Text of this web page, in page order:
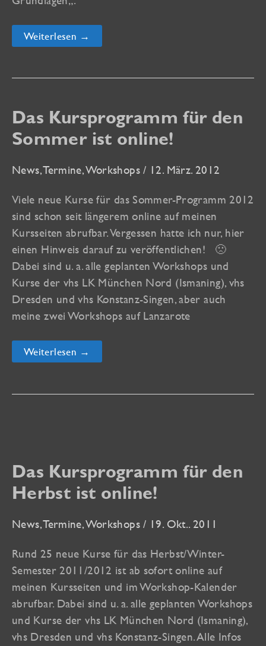
Kurse
für
Stuttgart
sind
online
Weiterlesen →
Das Kursprogramm für den
Sommer ist online!
News,Termine,Workshops / 12. März. 2012
Viele neue Kurse für das Sommer-Programm 2012
sind schon seit längerem online auf meinen
Kursseiten abrufbar. Vergessen hatte ich nur, hier
einen Hinweis darauf zu veröffentlichen! 🙁
Dabei sind u. a. alle geplanten Workshops und
Kurse der vhs LK München Nord (Ismaning), vhs
Dresden und vhs Konstanz-Singen, aber auch
meine zwei Workshops auf Lanzarote
Das
Kursprogramm
Sommer
Weiterlesen →
Das Kursprogramm für den
Herbst ist online!
News,Termine,Workshops / 19. Okt.. 2011
Rund 25 neue Kurse für das Herbst/Winter-
Semester 2011/2012 ist ab sofort online auf
meinen Kursseiten und im Workshop-Kalender
abrufbar. Dabei sind u. a. alle geplanten Workshops
und Kurse der vhs LK München Nord (Ismaning),
vhs Dresden und vhs Konstanz-Singen. Alle Infos